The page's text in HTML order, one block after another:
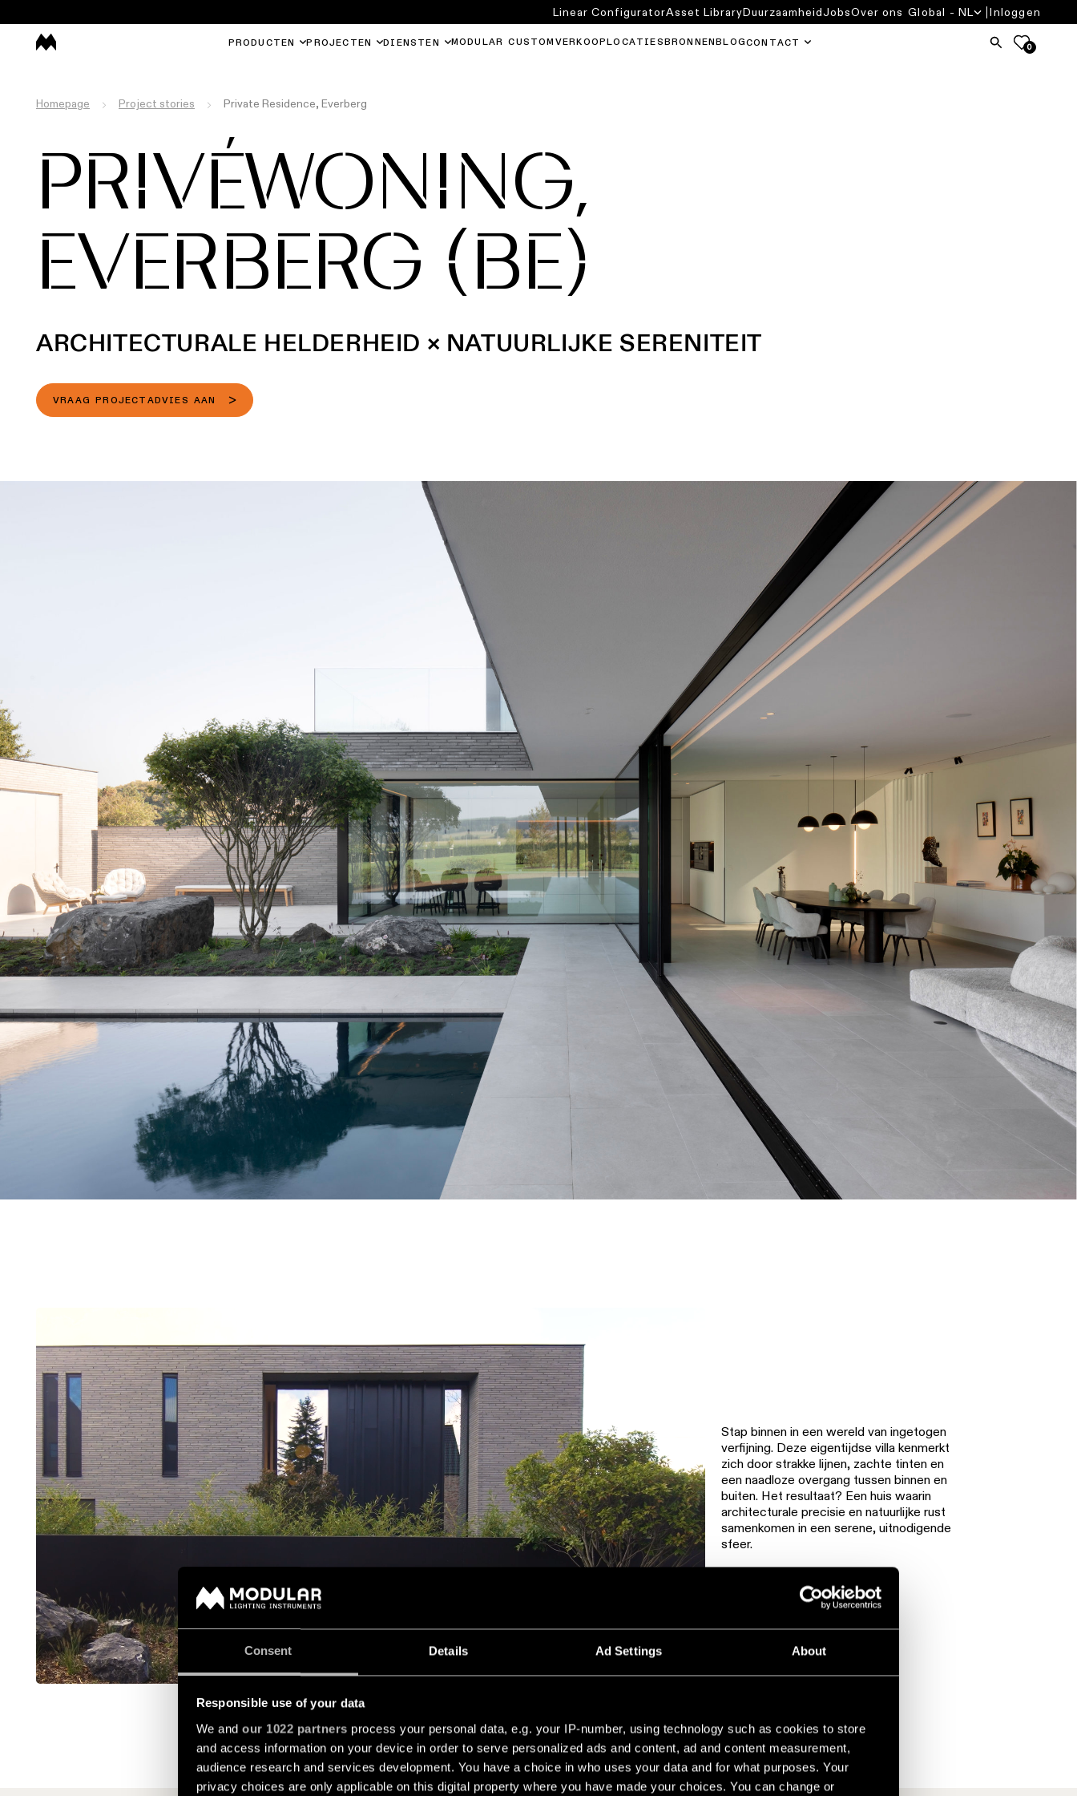
Consent Details Ad Settings About
Responsible use of your data
We and our 1022 partners process your personal data, e.g. your IP-number, using technology such as cookies to store
and access information on your device in order to serve personalized ads and content, ad and content measurement,
audience research and services development. You have a choice in who uses your data and for what purposes. Your
privacy choices are only applicable on this digital property where you have made your choices. You can change or
PRODUCTEN PROJECTEN DIENSTEN MODULAR CUSTOM VERKOOPLOCATIES BRONNEN BLOGCONTACT 0
Linear ConfiguratorAsset LibraryDuurzaamheidJobsOver ons Global - NL Inloggen
Homepage Project stories Private Residence, Everberg
PRIVÉWONING,
EVERBERG (BE)
ARCHITECTURALE HELDERHEID × NATUURLIJKE SERENITEIT
VRAAG PROJECTADVIES AAN
Stap binnen in een wereld van ingetogen
verfijning. Deze eigentijdse villa kenmerkt
zich door strakke lijnen, zachte tinten en
een naadloze overgang tussen binnen en
buiten. Het resultaat? Een huis waarin
architecturale precisie en natuurlijke rust
samenkomen in een serene, uitnodigende
sfeer.